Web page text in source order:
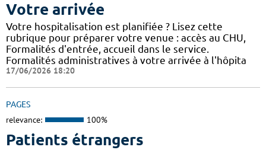
Votre arrivée
Votre hospitalisation est planifiée ? Lisez cette
rubrique pour préparer votre venue : accès au CHU,
Formalités d'entrée, accueil dans le service.
Formalités administratives à votre arrivée à l'hôpita
17/06/2026 18:20
PAGES
relevance: 100%
Patients étrangers